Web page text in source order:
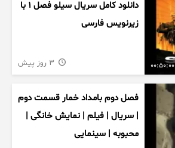
00:50:00
دانلود کامل سریال سیلو فصل ۱ با
زیرنویس فارسی
فصل دوم بامداد خمار قسمت دوم
| سریال | فیلم | نمایش خانگی |
محبوبه | سینمایی